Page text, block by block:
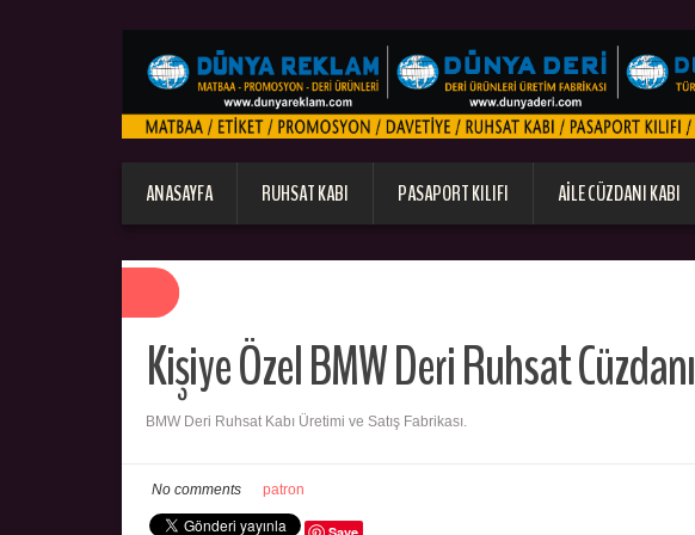
ANASAYFA RUHSAT KABI PASAPORT KILIFI AILE CÜZDANI KABI
Kişiye Özel BMW Deri Ruhsat Cüzdanı
BMW Deri Ruhsat Kabı Üretimi ve Satış Fabrikası.
No comments patron